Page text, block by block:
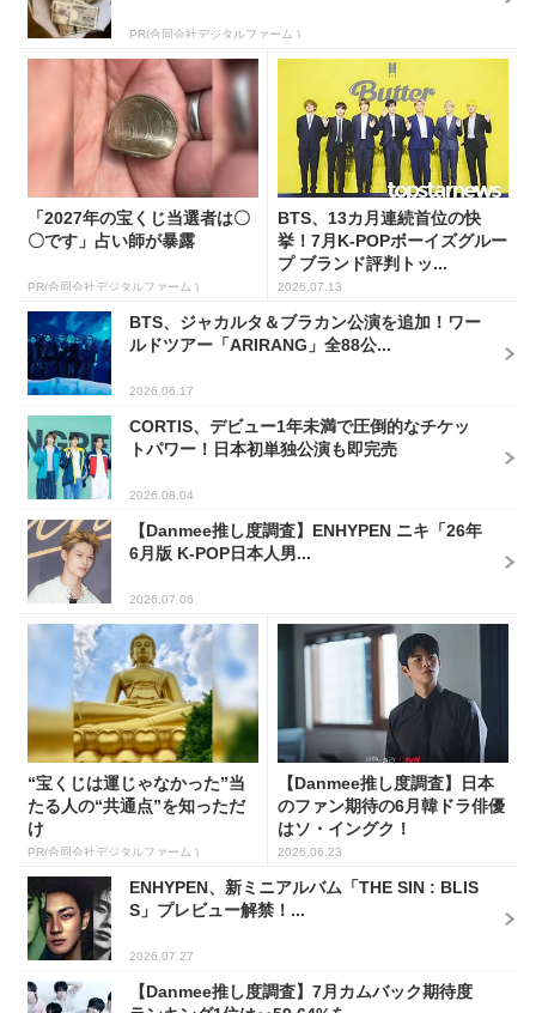
PR(合同会社デジタルファーム )
「2027年の宝くじ当選者は〇
〇です」占い師が暴露
PR(合同会社デジタルファーム )
BTS、13カ月連続首位の快
挙！7月K-POPボーイズグルー
プ ブランド評判トッ...
2026.07.13
BTS、ジャカルタ＆ブラカン公演を追加！ワー
ルドツアー「ARIRANG」全88公...
2026.06.17
CORTIS、デビュー1年未満で圧倒的なチケッ
トパワー！日本初単独公演も即完売
2026.08.04
【Danmee推し度調査】ENHYPEN ニキ「26年
6月版 K-POP日本人男...
2026.07.06
“宝くじは運じゃなかった”当
たる人の“共通点”を知っただ
け
PR(合同会社デジタルファーム )
【Danmee推し度調査】日本
のファン期待の6月韓ドラ俳優
はソ・イングク！
2026.06.23
ENHYPEN、新ミニアルバム「THE SIN : BLIS
S」プレビュー解禁！...
2026.07.27
【Danmee推し度調査】7月カムバック期待度